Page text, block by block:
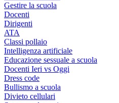
Gestire la scuola
Docenti
Dirigenti
ATA
Classi pollaio
Intelligenza artificiale
Educazione sessuale a scuola
Docenti Ieri vs Oggi
Dress code
Bullismo a scuola
Divieto cellulari